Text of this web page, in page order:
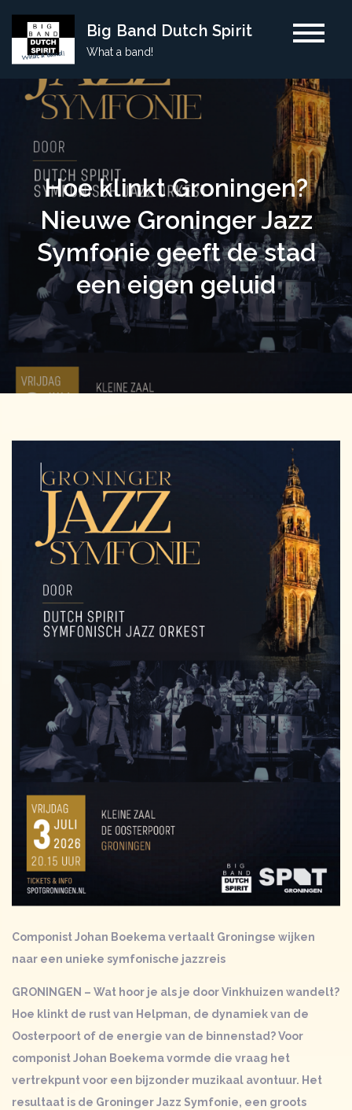
content
Big Band Dutch Spirit
What a band!
Hoe klinkt Groningen?
Nieuwe Groninger Jazz
Symfonie geeft de stad
een eigen geluid
Componist Johan Boekema vertaalt Groningse wijken
naar een unieke symfonische jazzreis
GRONINGEN – Wat hoor je als je door Vinkhuizen wandelt?
Hoe klinkt de rust van Helpman, de dynamiek van de
Oosterpoort of de energie van de binnenstad? Voor
componist Johan Boekema vormde die vraag het
vertrekpunt voor een bijzonder muzikaal avontuur. Het
resultaat is de Groninger Jazz Symfonie, een groots